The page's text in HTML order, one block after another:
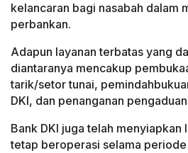
kelancaran bagi nasabah dalam
perbankan.
Adapun layanan terbatas yang
diantaranya mencakup
tarik/setor tunai,
DKI, dan penanganan
Bank DKI juga telah menyiapkan
tetap beroperasi selama